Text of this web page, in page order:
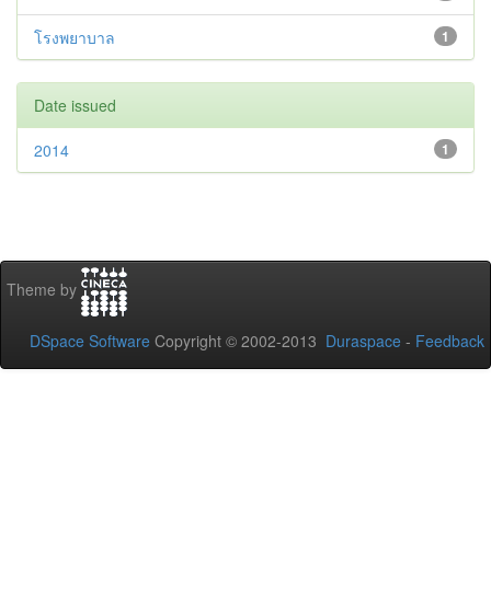
1
โรงพยาบาล
Date issued
1
2014
Theme by
DSpace Software Copyright © 2002-2013 Duraspace - Feedback